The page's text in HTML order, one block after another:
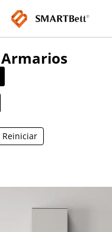
Armarios
Reiniciar